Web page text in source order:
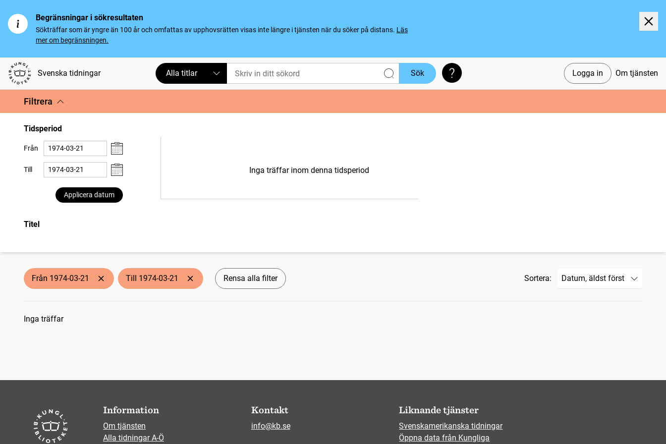
Begränsningar i sökresultaten
Sökträffar som är yngre än 100 år och omfattas av upphovsrätten visas inte längre i tjänsten när du söker på distans. Läs
mer om begränsningen.
Svenska tidningar Logga in Om tjänsten
Alla titlar Sök Söktips
Filtrera
Tidsperiod
Från
Till
Applicera datum
Inga träffar inom denna tidsperiod
Titel
Från 1974-03-21 Till 1974-03-21 Rensa alla filter Sortera:
Sökresultat
Inga träffar
Information
Om tjänsten
Alla tidningar A-Ö
Kontakt
info@kb.se
Liknande tjänster
Svenskamerikanska tidningar
Öppna data från Kungliga